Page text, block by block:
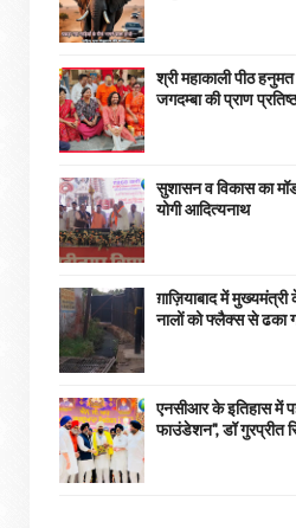
श्री महाकाली पीठ हनुमत
जगदम्बा की प्राण
सुशासन व विकास का
योगी आदित्यनाथ
ग़ाज़ियाबाद में
नालों को फ्लैक्स से ढका
एनसीआर के इतिहास में
फाउंडेशन", डॉ गुरप्रीत